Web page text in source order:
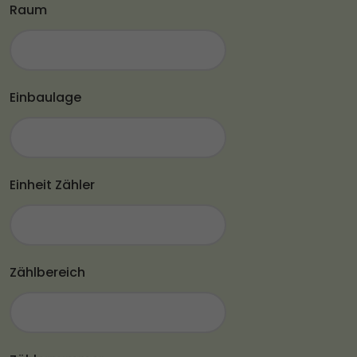
Raum
Einbaulage
Einheit Zähler
Zählbereich